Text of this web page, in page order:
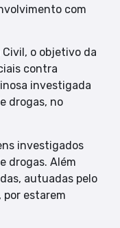
com
o objetivo da
contra
investigada
drogas, no
investigados
drogas. Além
autuadas pelo
por estarem